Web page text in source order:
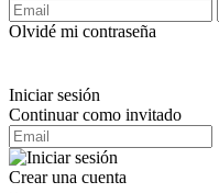
Olvidé mi contraseña
Iniciar sesión
Continuar como invitado
Crear una cuenta